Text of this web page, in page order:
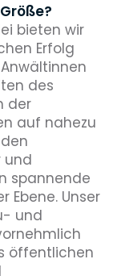
bieten wir
Erfolg
des
der
auf nahezu
und
spannende
Ebene. Unser
und
öffentlichen